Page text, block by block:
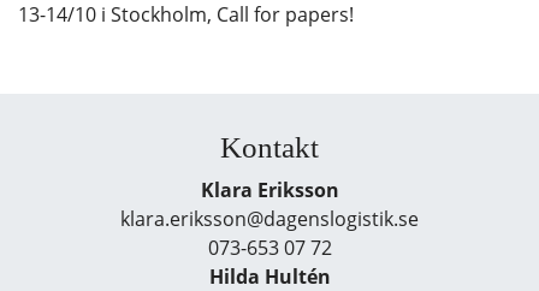
13-14/10 i Stockholm, Call for papers!
Kontakt
Klara Eriksson
klara.eriksson@dagenslogistik.se
073-653 07 72
Hilda Hultén